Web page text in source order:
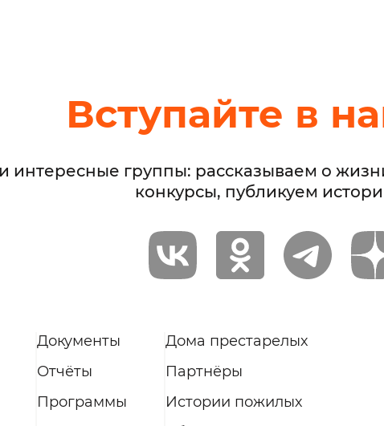
Вступайте в
интересные группы: рассказываем о
конкурсы, публикуем
Документы
Отчёты
Программы
Дома престарелых
Партнёры
Истории пожилых